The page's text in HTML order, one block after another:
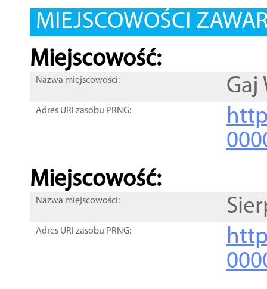
MIEJSCOWOŚCI
Miejscowość:
Nazwa miejscowości: Gaj
Adres URI zasobu PRNG:
Miejscowość:
Nazwa miejscowości:
Adres URI zasobu PRNG: